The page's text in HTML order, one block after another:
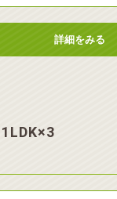
詳細をみる